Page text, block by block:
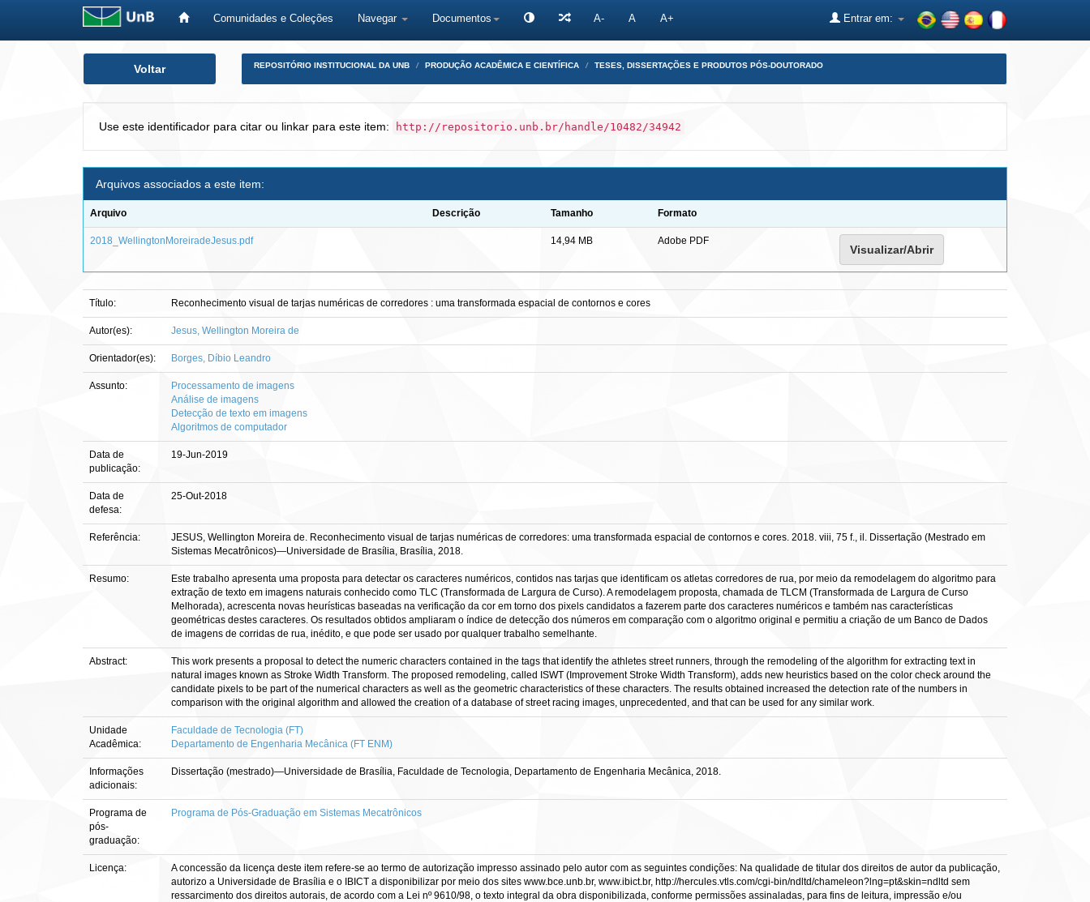
Comunidades e Coleções Navegar Documentos A- A A+ Entrar em:
Voltar REPOSITÓRIO INSTITUCIONAL DA UNB PRODUÇÃO ACADÊMICA E CIENTÍFICA TESES, DISSERTAÇÕES E PRODUTOS PÓS-DOUTORADO
Use este identificador para citar ou linkar para este item: http://repositorio.unb.br/handle/10482/34942
Arquivos associados a este item:
Arquivo Descrição Tamanho Formato
2018_WellingtonMoreiradeJesus.pdf 14,94 MB Adobe PDF
Visualizar/Abrir
Título: Reconhecimento visual de tarjas numéricas de corredores : uma transformada espacial de contornos e cores
Autor(es): Jesus, Wellington Moreira de
Orientador(es): Borges, Díbio Leandro
Assunto:
Processamento de imagens
Análise de imagens
Detecção de texto em imagens
Algoritmos de computador
Data de
publicação:
19-Jun-2019
Data de
defesa:
25-Out-2018
Referência:
JESUS, Wellington Moreira de. Reconhecimento visual de tarjas numéricas de corredores: uma transformada espacial de contornos e cores. 2018. viii, 75 f., il. Dissertação (Mestrado em
Sistemas Mecatrônicos)—Universidade de Brasília, Brasília, 2018.
Resumo:
Este trabalho apresenta uma proposta para detectar os caracteres numéricos, contidos nas tarjas que identificam os atletas corredores de rua, por meio da remodelagem do algoritmo para
extração de texto em imagens naturais conhecido como TLC (Transformada de Largura de Curso). A remodelagem proposta, chamada de TLCM (Transformada de Largura de Curso
Melhorada), acrescenta novas heurísticas baseadas na verificação da cor em torno dos pixels candidatos a fazerem parte dos caracteres numéricos e também nas características
geométricas destes caracteres. Os resultados obtidos ampliaram o índice de detecção dos números em comparação com o algoritmo original e permitiu a criação de um Banco de Dados
de imagens de corridas de rua, inédito, e que pode ser usado por qualquer trabalho semelhante.
Abstract:
This work presents a proposal to detect the numeric characters contained in the tags that identify the athletes street runners, through the remodeling of the algorithm for extracting text in
natural images known as Stroke Width Transform. The proposed remodeling, called ISWT (Improvement Stroke Width Transform), adds new heuristics based on the color check around the
candidate pixels to be part of the numerical characters as well as the geometric characteristics of these characters. The results obtained increased the detection rate of the numbers in
comparison with the original algorithm and allowed the creation of a database of street racing images, unprecedented, and that can be used for any similar work.
Unidade
Acadêmica:
Faculdade de Tecnologia (FT)
Departamento de Engenharia Mecânica (FT ENM)
Informações
adicionais:
Dissertação (mestrado)—Universidade de Brasília, Faculdade de Tecnologia, Departamento de Engenharia Mecânica, 2018.
Programa de
pós-
graduação:
Programa de Pós-Graduação em Sistemas Mecatrônicos
Licença:
A concessão da licença deste item refere-se ao termo de autorização impresso assinado pelo autor com as seguintes condições: Na qualidade de titular dos direitos de autor da publicação,
autorizo a Universidade de Brasília e o IBICT a disponibilizar por meio dos sites www.bce.unb.br, www.ibict.br, http://hercules.vtls.com/cgi-bin/ndltd/chameleon?lng=pt&skin=ndltd sem
ressarcimento dos direitos autorais, de acordo com a Lei nº 9610/98, o texto integral da obra disponibilizada, conforme permissões assinaladas, para fins de leitura, impressão e/ou